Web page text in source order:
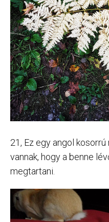
21, Ez egy angol
vannak, hogy a benne
megtartani.